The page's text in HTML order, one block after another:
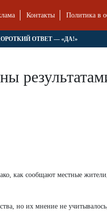
Контакты Политика в
ОТВЕТ — «ДА!»
как сообщают местные жители,
но их мнение не